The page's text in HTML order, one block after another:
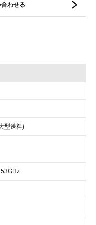
わせる
型送料)